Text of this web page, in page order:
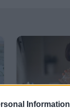
Information